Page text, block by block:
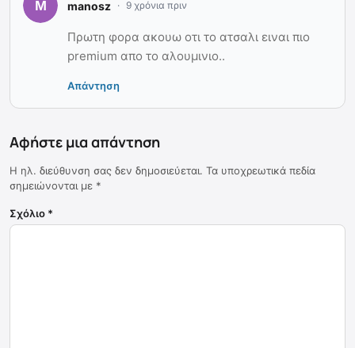
manosz 9 χρόνια πριν
Πρωτη φορα ακουω οτι το ατσαλι ειναι πιο
premium απο το αλουμινιο..
Απάντηση
Αφήστε μια απάντηση
Η ηλ. διεύθυνση σας δεν δημοσιεύεται. Τα υποχρεωτικά πεδία
σημειώνονται με *
Σχόλιο *